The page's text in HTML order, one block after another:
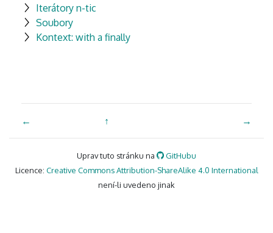
Iterátory n-tic
Soubory
Kontext: with a finally
← ↑ →
Uprav tuto stránku na
GitHubu
Licence: Creative Commons Attribution-ShareAlike 4.0 International
není-li uvedeno jinak